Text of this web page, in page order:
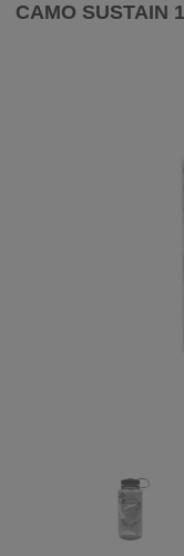
CAMO SUSTAIN